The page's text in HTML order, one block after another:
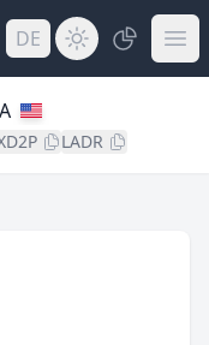
DE
LADR